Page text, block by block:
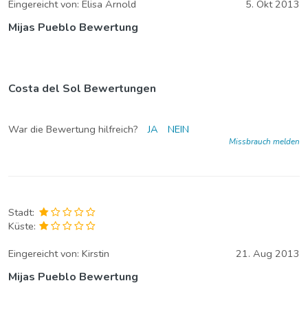
Eingereicht von: Elisa Arnold 5. Okt 2013
Mijas Pueblo Bewertung
Costa del Sol Bewertungen
War die Bewertung hilfreich? JA NEIN
Missbrauch melden
Stadt:
Küste:
Eingereicht von: Kirstin 21. Aug 2013
Mijas Pueblo Bewertung